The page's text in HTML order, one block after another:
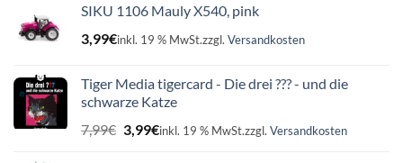
SIKU 1106 Mauly X540, pink
3,99€inkl. 19 % MwSt.zzgl. Versandkosten
Tiger Media tigercard - Die drei ??? - und die
schwarze Katze
7,99€ Ursprünglicher
Preis
3,99€Aktueller
inkl. 19 % MwSt.zzgl. Versandkosten